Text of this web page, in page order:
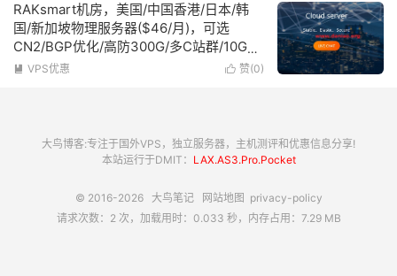
RAKsmart机房，美国/中国香港/日本/韩
国/新加坡物理服务器($46/月)，可选
CN2/BGP优化/高防300G/多C站群/10G大
带宽
 赞(0)
 VPS优惠
大鸟博客:专注于国外VPS，独立服务器，主机测评和优惠信息分享!
本站运行于DMIT： LAX.AS3.Pro.Pocket
© 2016-2026 大鸟笔记 网站地图 privacy-policy
请求次数：2 次，加载用时：0.033 秒，内存占用：7.29 MB